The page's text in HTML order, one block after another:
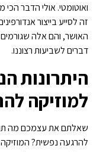
ואוטומטי. אולי הדבר
זה לסייע בייצור
האושר, והם אלה
דברים לשביעות רצוננו.
היתרונות
למוזיקה
שאלתם את עצמכם מה
להרגעה נפשית? המוזיקה